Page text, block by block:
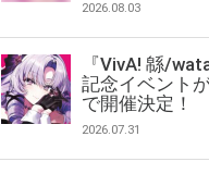
2026.08.03
『VivA! 緜/
記念イベント
で開催決定！
2026.07.31